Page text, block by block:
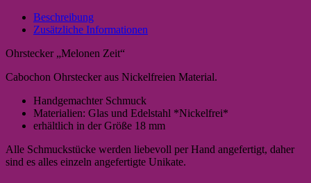
Beschreibung
Zusätzliche Informationen
Ohrstecker „Melonen Zeit“
Cabochon Ohrstecker aus Nickelfreien Material.
Handgemachter Schmuck
Materialien: Glas und Edelstahl *Nickelfrei*
erhältlich in der Größe 18 mm
Alle Schmuckstücke werden liebevoll per Hand angefertigt, daher
sind es alles einzeln angefertigte Unikate.